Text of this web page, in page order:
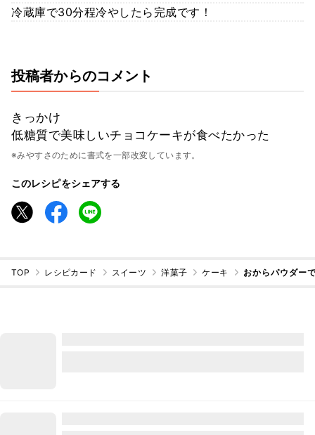
冷蔵庫で30分程冷やしたら完成です！
投稿者からのコメント
きっかけ
低糖質で美味しいチョコケーキが食べたかった
※みやすさのために書式を一部改変しています。
このレシピをシェアする
TOP レシピカード スイーツ 洋菓子 ケーキ おからパウダー